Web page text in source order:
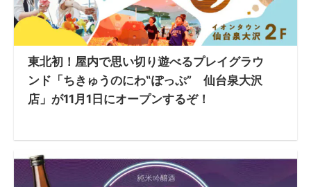
東北初！屋内で思い切り遊べるプレイグラウ
ンド「ちきゅうのにわ‟ぽっぷ” 仙台泉大沢
店」が11月1日にオープンするぞ！